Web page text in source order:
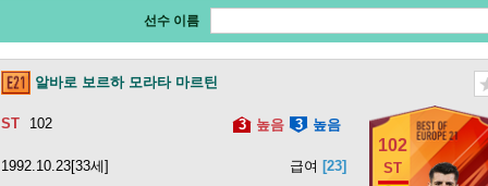
선수 이름
알바로 보르하 모라타 마르틴
102 3 높음 3 높음
1992.10.23[33세] 급여 [23]
102